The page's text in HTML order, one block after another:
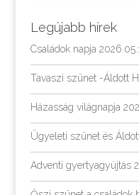
Legújabb hírek
Családok napja
Tavaszi szünet -Áldott
Házasság világnapja
Ügyeleti szünet és
Adventi gyertyagyújtás